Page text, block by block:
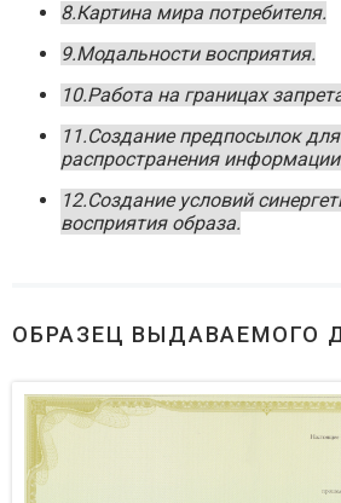
8.Картина мира потребителя.
9.Модальности восприятия.
10.Работа на границах
11.Создание предпосылок
распространения
12.Создание условий
восприятия образа.
ОБРАЗЕЦ ВЫДАВАЕМОГО